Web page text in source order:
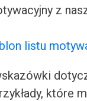
z
listu
które